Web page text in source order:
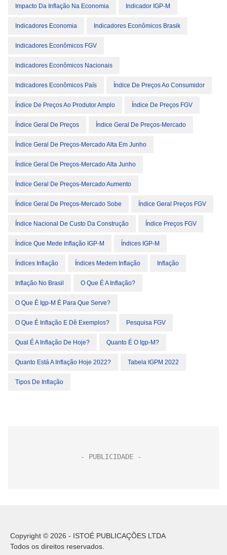
Impacto Da Inflação Na Economia Indicador IGP-M
Indicadores Economia Indicadores Econômicos Brasik
Indicadores Econômicos FGV
Indicadores Econômicos Nacionais
Indicadores Econômicos País Índice De Preços Ao Consumidor
Índice De Preços Ao Produtor Amplo Índice De Preços FGV
Índice Geral De Preços Índice Geral De Preços-Mercado
Índice Geral De Preços-Mercado Alta Em Junho
Índice Geral De Preços-Mercado Alta Junho
Índice Geral De Preços-Mercado Aumento
Índice Geral De Preços-Mercado Sobe Índice Geral Preços FGV
Índice Nacional De Custo Da Construção Índice Preços FGV
Índice Que Mede Inflação IGP-M Índices IGP-M
Índices Inflação Índices Medem Inflação Inflação
Inflação No Brasil O Que É A Inflação?
O Que É Igp-M É Para Que Serve?
O Que É Inflação E Dê Exemplos? Pesquisa FGV
Qual É A Inflação De Hoje? Quanto É O Igp-M?
Quanto Está A Inflação Hoje 2022? Tabela IGPM 2022
Tipos De Inflação
Copyright © 2026 - ISTOÉ PUBLICAÇÕES LTDA
Todos os direitos reservados.